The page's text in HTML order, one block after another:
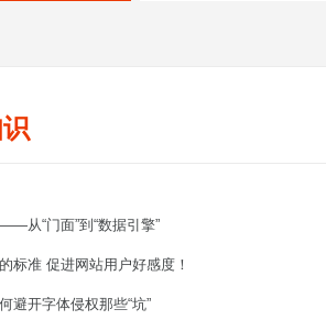
从“门面”到“数据引擎”
标准 促进网站用户好感度！
避开字体侵权那些“坑”